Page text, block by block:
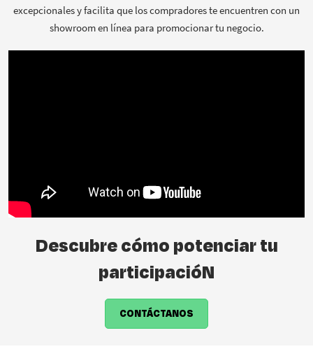
excepcionales y facilita que los compradores te encuentren con un
showroom en línea para promocionar tu negocio.
Descubre cómo potenciar tu
participacióN
CONTÁCTANOS